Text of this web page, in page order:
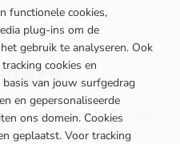
en blijf op de
van OOMT en de
functionele cookies,
plug-ins om de
gebruik te analyseren. Ook
cookies en
van jouw surfgedrag
en gepersonaliseerde
ons domein. Cookies
geplaatst. Voor tracking